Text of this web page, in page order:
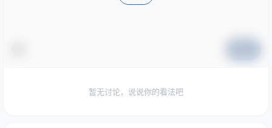
暂无讨论，说说你的看法吧